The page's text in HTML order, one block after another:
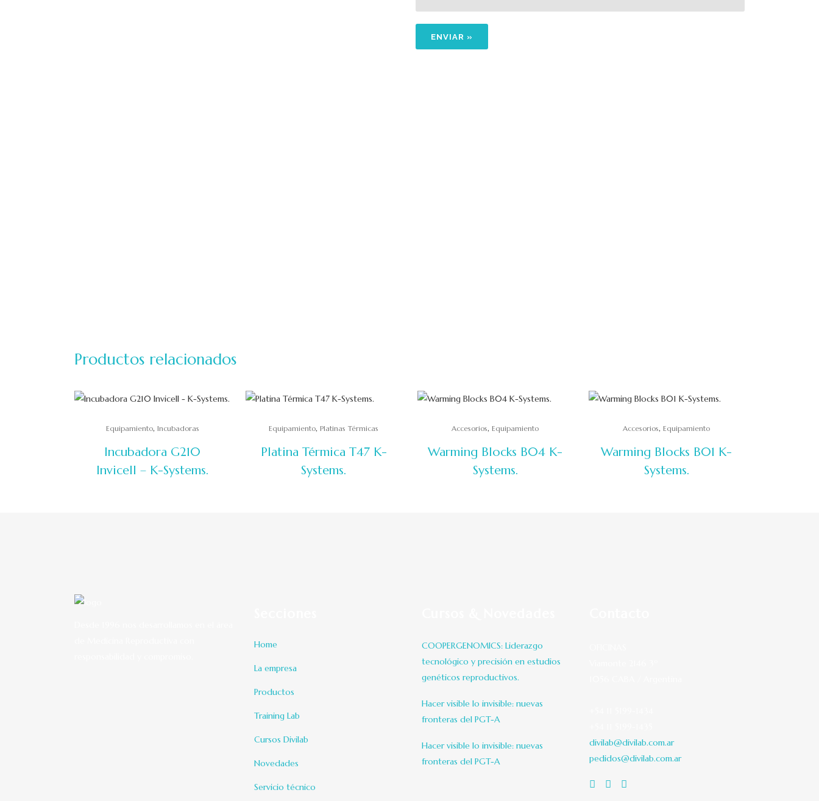
Productos relacionados
Equipamiento, Incubadoras
Incubadora G210
Invicell – K-Systems.
Equipamiento,Platinas Térmicas
Platina Térmica T47 K-
Systems.
Accesorios,Equipamiento
Warming Blocks B04 K-
Systems.
Accesorios,Equipamiento
Warming Blocks B01 K-
Systems.
Home
La empresa
Productos
Training Lab
Cursos Divilab
Novedades
Servicio técnico
COOPERGENOMICS: Liderazgo
tecnológico y precisión en estudios
genéticos reproductivos.
Hacer visible lo invisible: nuevas
fronteras del PGT-A
Hacer visible lo invisible: nuevas
fronteras del PGT-A
divilab@divilab.com.ar
pedidos@divilab.com.ar